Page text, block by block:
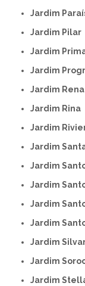
Jardim
Jardim Pilar
Jardim
Jardim
Jardim
Jardim Rina
Jardim
Jardim
Jardim
Jardim
Jardim
Jardim
Jardim
Jardim
Jardim